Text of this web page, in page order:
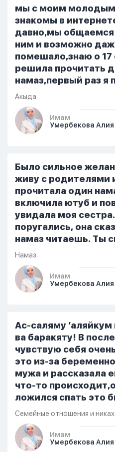
только ночью,
Мы пытались ему
нельзя но он всё
мы с моим
знакомы в
давно,мы общаемся
ним и возможно
помешало,знаю о 17
решила прочитать
намаз,первый раз я
«Аср» намаза и
тревожно,позже
голову начали
мысли,во второй
русский,потому что
ошибиться и то что
тахаджуд...
Акыда
Имам
Умербекова Алия
Было сильное
живу с родителями
прочитала один
включила ютуб и
увидала моя
поругались, она
намаз читаешь. Ты
себя. После этого я
намаз и не видела
уже так не могу
я делаю скрытно
От родных же
Намаз
Имам
Умербекова Алия
Ас-саляму
ва баракяту! В
чувствую себя
это из-за
мужа и рассказала
что-то
ложился спать это
одиннадцати
разбудила его,
Он ответил: «Я
стало очень обидно,
Семейные отношения и никах
Имам
Умербекова Алия